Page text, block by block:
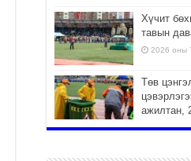
Хүчит
тавын
2026 оны
Төв
ажилтан,
ажиллаж